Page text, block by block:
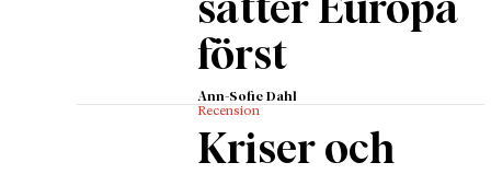
sätter Europa
först
Ann-Sofie Dahl
Recension
Kriser och